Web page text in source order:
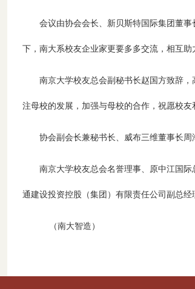
会议由协会会长、新贝斯特国际集团董
下，南大系校友企业家更要多多交流，相互
南京大学校友总会副秘书长赵国方致辞
注母校的发展，加强与母校的合作，祝愿校友
协会副会长兼秘书长、威布三维董事长周
南京大学校友总会名誉理事、原中江国
通建设投资控股（集团）有限责任公司副总
（南大智造）